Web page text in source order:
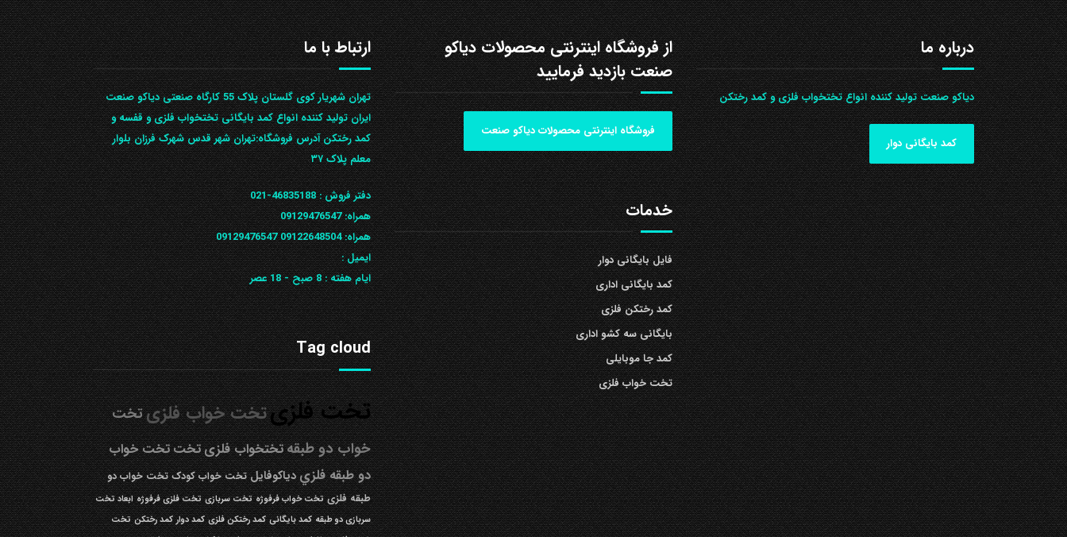
درباره ما
دیاکو صنعت تولید کننده انواع تختخواب فلزی و کمد رختکن
کمد بایگانی دوار
از فروشگاه اینترنتی محصولات دیاکو
صنعت بازدید فرمایید
فروشگاه اینترنتی محصولات دیاکو صنعت
خدمات
فایل بایگانی دوار
کمد بایگانی اداری
کمد رختکن فلزی
بایگانی سه کشو اداری
کمد جا موبایلی
تخت خواب فلزی
ارتباط با ما
تهران شهریار کوی گلستان پلاک 55 کارگاه صنعتی دیاکو صنعت
ایران تولید کننده انواع کمد بایگانی تختخواب فلزی و قفسه و
کمد رختکن آدرس ف‍روشگاه:تهران شهر قدس شهرک فرزان بلوار
معلم پلاک ۳۷
دفتر فروش :46835188-021
همراه:09129476547
همراه: 09122648504
09129476547
ایمیل :
ایام هفته :8 صبح - 18 عصر
Tag cloud
تخت فلزیتخت خواب فلزیتخت
خواب دو طبقهتختخواب فلزیتختتخت خواب
دو طبقه فلزيدیاکوفایل تخت خواب کودک تخت خواب دو
طبقه فلزی تخت خواب فرفوژه تخت سربازی تخت فلزی فرفوژه ابعاد تخت
سربازی دو طبقه کمد بایگانی کمد رختکن فلزی کمد دوار کمد رختکن تخت